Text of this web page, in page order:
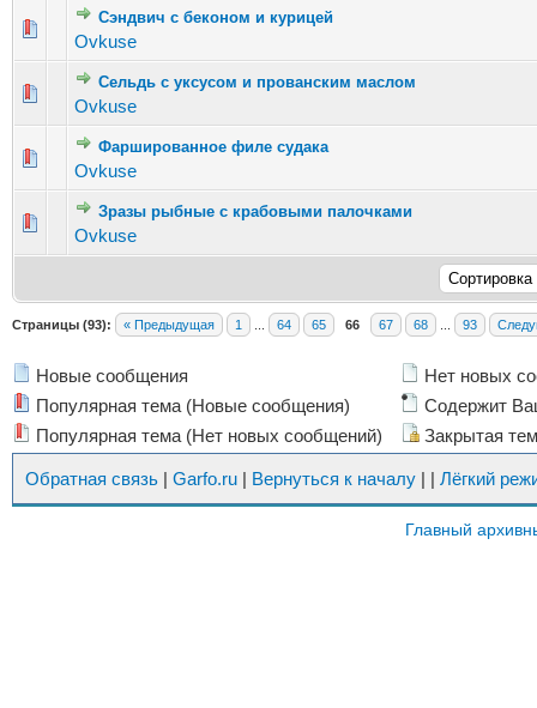
Сэндвич с беконом и курицей
Ovkuse
Голосов: 3 - Средняя оценка: 2.67 из 5
12345
Сельдь с уксусом и прованским маслом
Ovkuse
Голосов: 4 - Средняя оценка: 3.75 из 5
12 345
Фаршированное филе судака
Ovkuse
Голосов: 2 - Средняя оценка: 1 из 5
1234 5
Зразы рыбные с крабовыми палочками
Ovkuse
Голосов: 5 - Средняя оценка: 3.8 из 5
123 4 5
Страницы (93): « Предыдущая 1 64 65 66 67 68 93
Новые сообщения
Популярная тема (Новые сообщения)
Популярная тема (Нет новых сообщений)
Нет новых
Содержит
Закрытая
Обратная связь | Garfo.ru | Вернуться к началу | | Лёгкий
Главный